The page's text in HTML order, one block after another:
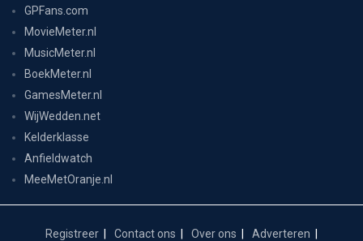
GPFans.com
MovieMeter.nl
MusicMeter.nl
BoekMeter.nl
GamesMeter.nl
WijWedden.net
Kelderklasse
Anfieldwatch
MeeMetOranje.nl
Registreer Contact ons Over ons
Adverteren